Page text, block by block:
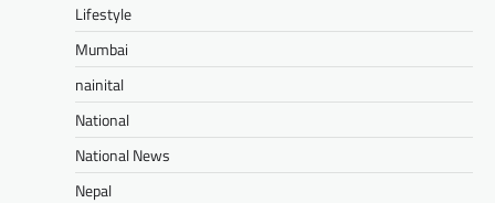
Lifestyle
Mumbai
nainital
National
National News
Nepal